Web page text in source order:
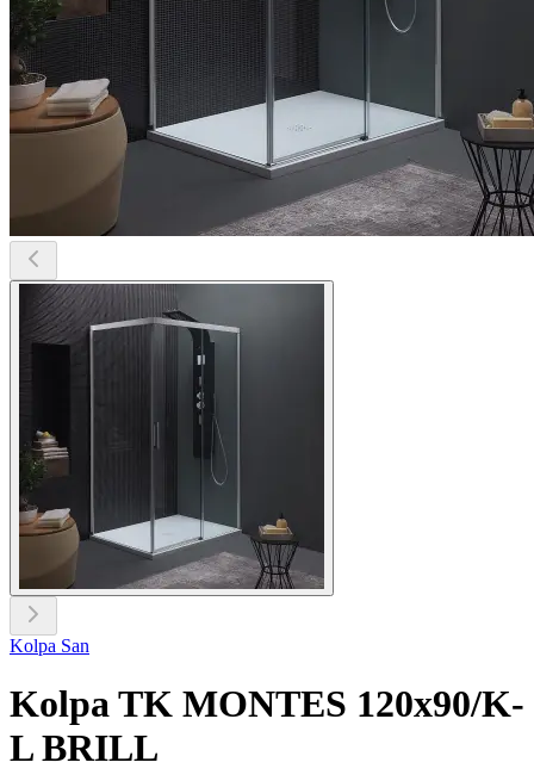
Kolpa San
Kolpa TK MONTES 120x90/K-
L BRILL